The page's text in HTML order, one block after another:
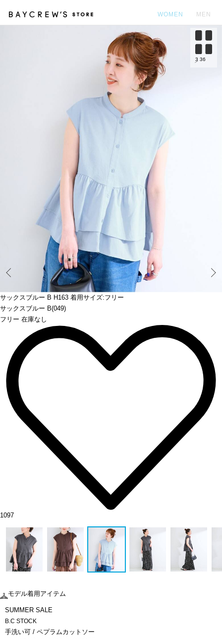
WOMEN MEN
サックスブルー B H163 着用サイズ:フリー
サックスブルー B(049)
フリー 在庫なし
3 36
1097
モデル着用アイテム
SUMMER SALE
B.C STOCK
手洗い可 / ペプラムカットソー